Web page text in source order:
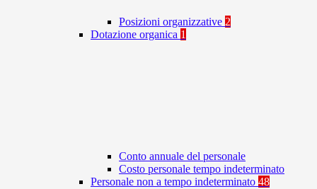
Posizioni organizzative 2
Dotazione organica 1
Conto annuale del personale
Costo personale tempo indeterminato
Personale non a tempo indeterminato 48